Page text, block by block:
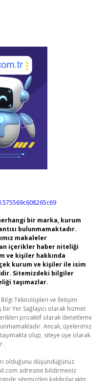
bir marka, kurum
bulunmamaktadır.
makaleler
içerikler haber niteliği
ve kişiler hakkında
kurum ve kişiler ile isim
Sitemizdeki bilgiler
taşımazlar.
Bilgi Teknolojileri ve İletişim
Yer Sağlayıcı olarak hizmet
proaktif olarak denetleme
Ancak, üyelerimiz
olup, siteye üye olarak
olduğunu düşündüğünüz
adresine bildirmeniz
sitemizden kaldırılacaktır.